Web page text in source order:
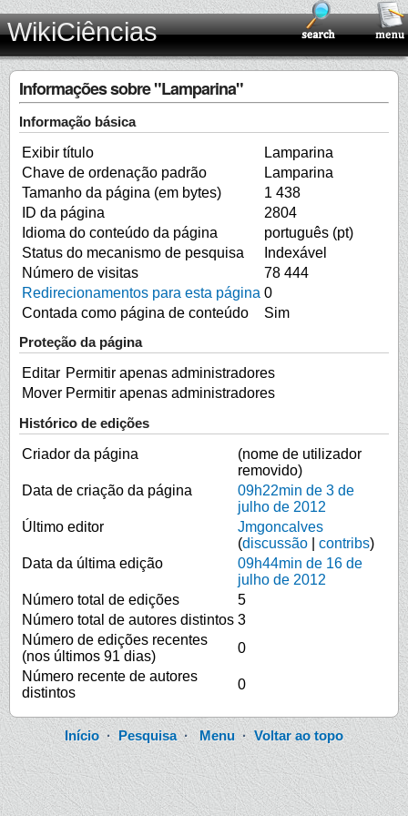
WikiCiências
Informações sobre "Lamparina"
Informação básica
Exibir título
Lamparina
Chave de ordenação padrão
Lamparina
Tamanho da página (em bytes)
1 438
ID da página
2804
Idioma do conteúdo da página
português (pt)
Status do mecanismo de pesquisa
Indexável
Número de visitas
78 444
Redirecionamentos para esta página 0
Contada como página de conteúdo
Sim
Proteção da página
Editar Permitir apenas administradores
Mover Permitir apenas administradores
Histórico de edições
Criador da página
(nome de utilizador
removido)
Data de criação da página
09h22min de 3 de
julho de 2012
Último editor
Jmgoncalves
(discussão contribs)
Data da última edição
09h44min de 16 de
julho de 2012
Número total de edições
5
Número total de autores distintos 3
Número de edições recentes
(nos últimos 91 dias)
0
Número recente de autores
distintos
0
Início ·Pesquisa· Menu ·Voltar ao topo